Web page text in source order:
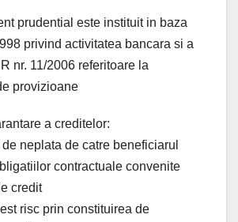
prudential este instituit in baza
privind activitatea bancara si a
nr. 11/2006 referitoare la
provizioane
a creditelor:
neplata de catre beneficiarul
contractuale convenite
credit
risc prin constituirea de